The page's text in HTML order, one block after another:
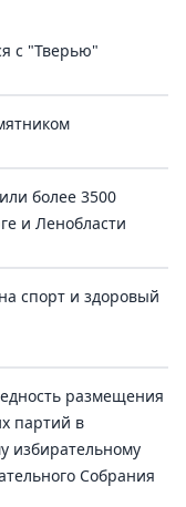
с "Тверью"
более 3500
и Ленобласти
спорт и здоровый
размещения
партий в
избирательному
Собрания